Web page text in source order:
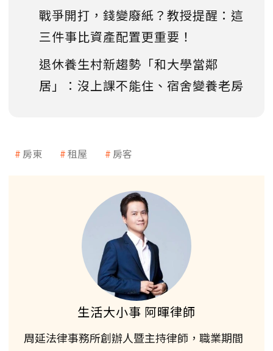
戰爭開打，錢變廢紙？教授提醒：這
三件事比資產配置更重要！
退休養生村新趨勢「和大學當鄰
居」：沒上課不能住、宿舍變養老房
房東 租屋 房客
生活大小事 阿暉律師
周延法律事務所創辦人暨主持律師，職業期間